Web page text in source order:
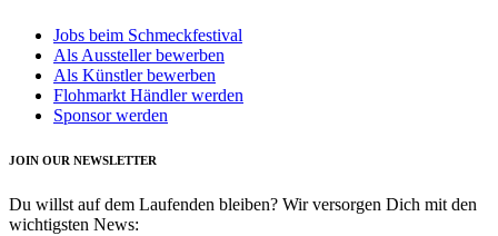
Jobs beim Schmeckfestival
Als Aussteller bewerben
Als Künstler bewerben
Flohmarkt Händler werden
Sponsor werden
JOIN OUR NEWSLETTER
Du willst auf dem Laufenden bleiben? Wir versorgen Dich mit den
wichtigsten News: